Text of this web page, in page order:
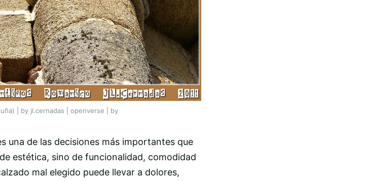
| by jl.cernadas | openverse | by
una de las decisiones más importantes que
estética, sino de funcionalidad, comodidad
mal elegido puede llevar a dolores,